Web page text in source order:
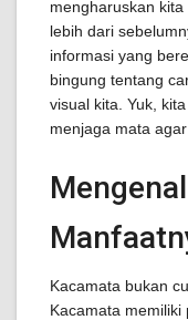
mengharuskan
lebih dari
informasi yang
bingung tentang
visual kita. Yuk,
menjaga mata
Kacamata bukan
Kacamata